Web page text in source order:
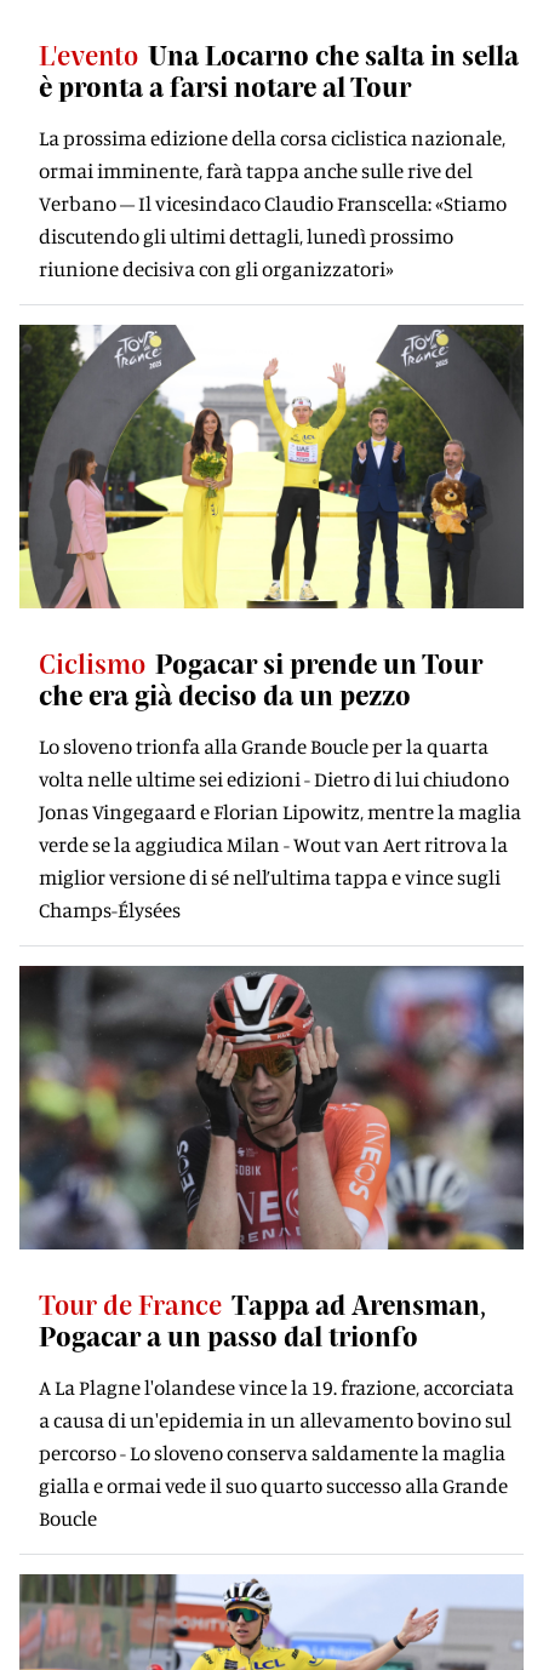
L'evento Una Locarno che salta in sella
è pronta a farsi notare al Tour
La prossima edizione della corsa ciclistica nazionale,
ormai imminente, farà tappa anche sulle rive del
Verbano – Il vicesindaco Claudio Franscella: «Stiamo
discutendo gli ultimi dettagli, lunedì prossimo
riunione decisiva con gli organizzatori»
Ciclismo Pogacar si prende un Tour
che era già deciso da un pezzo
Lo sloveno trionfa alla Grande Boucle per la quarta
volta nelle ultime sei edizioni - Dietro di lui chiudono
Jonas Vingegaard e Florian Lipowitz, mentre la maglia
verde se la aggiudica Milan - Wout van Aert ritrova la
miglior versione di sé nell’ultima tappa e vince sugli
Champs-Élysées
Tour de France Tappa ad Arensman,
Pogacar a un passo dal trionfo
A La Plagne l'olandese vince la 19. frazione, accorciata
a causa di un'epidemia in un allevamento bovino sul
percorso - Lo sloveno conserva saldamente la maglia
gialla e ormai vede il suo quarto successo alla Grande
Boucle